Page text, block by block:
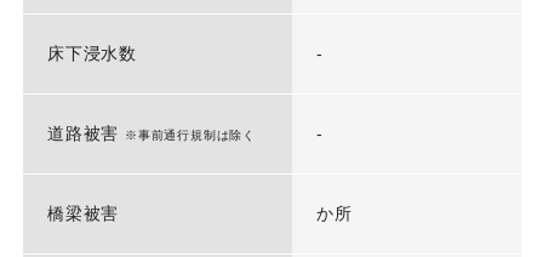
床下浸水数 -
道路被害 ※事前通行規制は除く -
橋梁被害 か所